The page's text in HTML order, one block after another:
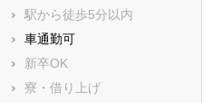
駅から徒歩5分以内
車通勤可
新卒OK
寮・借り上げ